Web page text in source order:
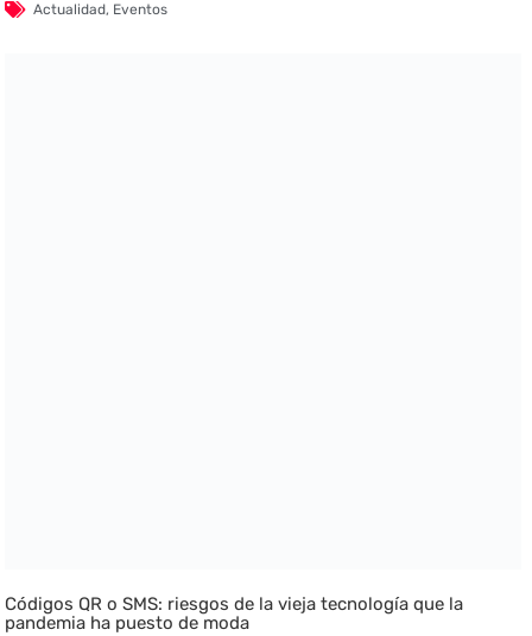
Actualidad, Eventos
Códigos QR o SMS: riesgos de la vieja tecnología que la
pandemia ha puesto de moda